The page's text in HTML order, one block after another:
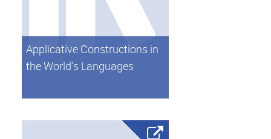
Applicative Constructions in
the World’s Languages